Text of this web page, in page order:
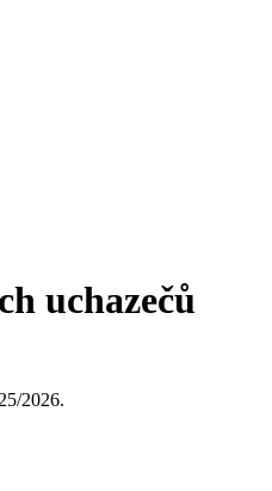
uchazečů
2026.